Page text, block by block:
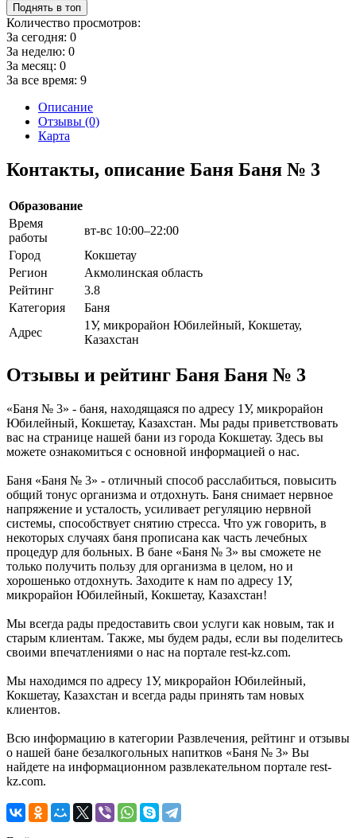
Поднять в топ
Количество просмотров:
За сегодня: 0
За неделю: 0
За месяц: 0
За все время: 9
Описание
Отзывы (0)
Карта
Контакты, описание Баня Баня № 3
Образование
Время
работы
вт-вс 10:00–22:00
Город
Кокшетау
Регион
Акмолинская область
Рейтинг
3.8
Категория
Баня
Адрес
1У, микрорайон Юбилейный, Кокшетау,
Казахстан
Отзывы и рейтинг Баня Баня № 3
«Баня № 3» - баня, находящаяся по адресу 1У, микрорайон
Юбилейный, Кокшетау, Казахстан. Мы рады приветствовать
вас на странице нашей бани из города Кокшетау. Здесь вы
можете ознакомиться с основной информацией о нас.
Баня «Баня № 3» - отличный способ расслабиться, повысить
общий тонус организма и отдохнуть. Баня снимает нервное
напряжение и усталость, усиливает регуляцию нервной
системы, способствует снятию стресса. Что уж говорить, в
некоторых случаях баня прописана как часть лечебных
процедур для больных. В бане «Баня № 3» вы сможете не
только получить пользу для организма в целом, но и
хорошенько отдохнуть. Заходите к нам по адресу 1У,
микрорайон Юбилейный, Кокшетау, Казахстан!
Мы всегда рады предоставить свои услуги как новым, так и
старым клиентам. Также, мы будем рады, если вы поделитесь
своими впечатлениями о нас на портале rest-kz.com.
Мы находимся по адресу 1У, микрорайон Юбилейный,
Кокшетау, Казахстан и всегда рады принять там новых
клиентов.
Всю информацию в категории Развлечения, рейтинг и отзывы
о нашей бане безалкогольных напитков «Баня № 3» Вы
найдете на информационном развлекательном портале rest-
kz.com.